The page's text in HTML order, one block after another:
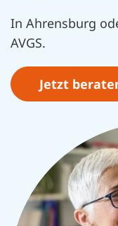
In Ahrensburg
AVGS.
Jetzt